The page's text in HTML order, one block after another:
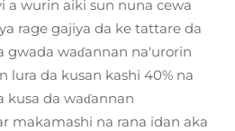
a wurin aiki sun nuna cewa
rage gajiya da ke tattare da
gwada waɗannan na'urorin
lura da kusan kashi 40% na
kusa da waɗannan
makamashi na rana idan aka